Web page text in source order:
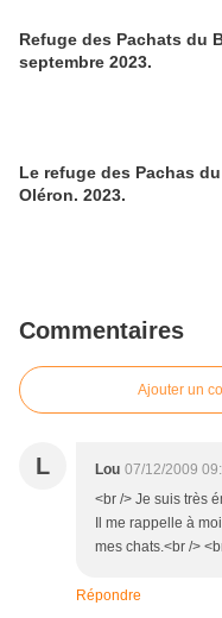
Refuge des Pachats du
septembre 2023.
Le refuge des Pachas
Oléron. 2023.
Commentaires
Ajouter un
L Lou 07/12/2009
<br /> Je suis très
Il me rappelle à
mes chats.<br />
Répondre